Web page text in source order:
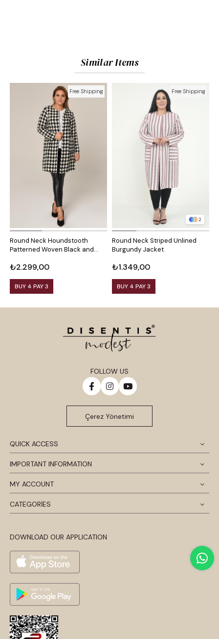
Similar Items
Round Neck Houndstooth
Patterned Woven Black and
Pockets
₺2.299,00
BUY 4 PAY 3
Free Shipping
2
Round Neck Striped Unlined
Burgundy Jacket
₺1.349,00
BUY 4 PAY 3
Free Shipping
QUICK ACCESS
IMPORTANT INFORMATION
MY ACCOUNT
CATEGORİES
DOWNLOAD OUR APPLICATION
FOLLOW US
Çerez Yönetimi